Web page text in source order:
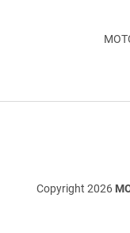
Copyright 2026